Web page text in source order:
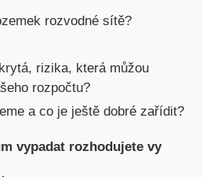
rozvodné sítě?
rizika, která můžou
rozpočtu?
a co je ještě dobré zařídit?
vypadat rozhodujete vy